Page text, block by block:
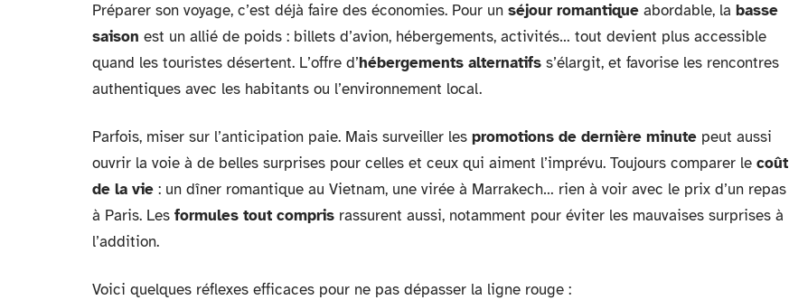
Préparer son voyage, c’est déjà faire des économies. Pour un séjour romantique abordable, la basse
saison est un allié de poids : billets d’avion, hébergements, activités… tout devient plus accessible
quand les touristes désertent. L’offre d’hébergements alternatifs s’élargit, et favorise les rencontres
authentiques avec les habitants ou l’environnement local.
Parfois, miser sur l’anticipation paie. Mais surveiller les promotions de dernière minute peut aussi
ouvrir la voie à de belles surprises pour celles et ceux qui aiment l’imprévu. Toujours comparer le coût
de la vie : un dîner romantique au Vietnam, une virée à Marrakech… rien à voir avec le prix d’un repas
à Paris. Les formules tout compris rassurent aussi, notamment pour éviter les mauvaises surprises à
l’addition.
Voici quelques réflexes efficaces pour ne pas dépasser la ligne rouge :